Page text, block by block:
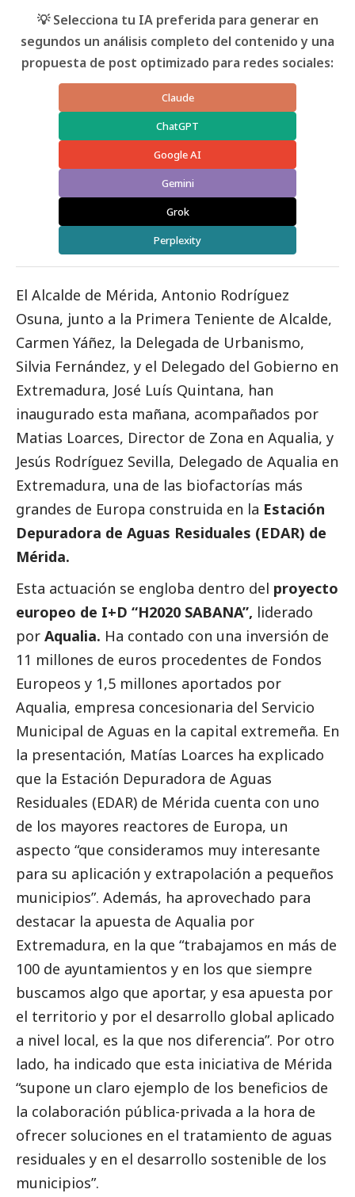
💡 Selecciona tu IA preferida para generar en
segundos un análisis completo del contenido y una
propuesta de post optimizado para redes sociales:
Claude
ChatGPT
Google AI
Gemini
Grok
Perplexity
El Alcalde de Mérida, Antonio Rodríguez
Osuna, junto a la Primera Teniente de Alcalde,
Carmen Yáñez, la Delegada de Urbanismo,
Silvia Fernández, y el Delegado del Gobierno en
Extremadura, José Luís Quintana, han
inaugurado esta mañana, acompañados por
Matias Loarces, Director de Zona en Aqualia, y
Jesús Rodríguez Sevilla, Delegado de Aqualia en
Extremadura, una de las biofactorías más
grandes de Europa construida en la Estación
Depuradora de Aguas Residuales (EDAR) de
Mérida.
Esta actuación se engloba dentro del proyecto
europeo de I+D “H2020 SABANA”, liderado
por Aqualia. Ha contado con una inversión de
11 millones de euros procedentes de Fondos
Europeos y 1,5 millones aportados por
Aqualia, empresa concesionaria del Servicio
Municipal de Aguas en la capital extremeña. En
la presentación, Matías Loarces ha explicado
que la Estación Depuradora de Aguas
Residuales (EDAR) de Mérida cuenta con uno
de los mayores reactores de Europa, un
aspecto “que consideramos muy interesante
para su aplicación y extrapolación a pequeños
municipios”. Además, ha aprovechado para
destacar la apuesta de Aqualia por
Extremadura, en la que “trabajamos en más de
100 de ayuntamientos y en los que siempre
buscamos algo que aportar, y esa apuesta por
el territorio y por el desarrollo global aplicado
a nivel local, es la que nos diferencia”. Por otro
lado, ha indicado que esta iniciativa de Mérida
“supone un claro ejemplo de los beneficios de
la colaboración pública-privada a la hora de
ofrecer soluciones en el tratamiento de aguas
residuales y en el desarrollo sostenible de los
municipios”.